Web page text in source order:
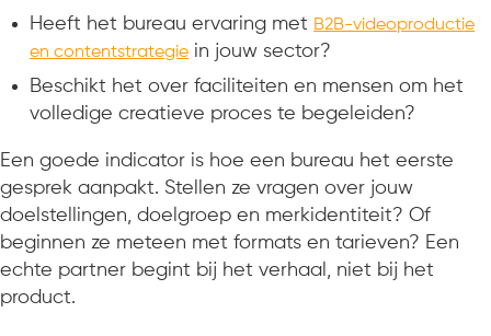
Heeft het bureau ervaring met B2B-videoproductie
en contentstrategie in jouw sector?
Beschikt het over faciliteiten en mensen om het
volledige creatieve proces te begeleiden?
Een goede indicator is hoe een bureau het eerste
gesprek aanpakt. Stellen ze vragen over jouw
doelstellingen, doelgroep en merkidentiteit? Of
beginnen ze meteen met formats en tarieven? Een
echte partner begint bij het verhaal, niet bij het
product.